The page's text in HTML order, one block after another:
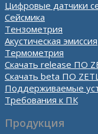
Цифровые датчики
Сейсмика
Тензометрия
Акустическая эмиссия
Термометрия
Скачать release ПО
Скачать beta ПО
Поддерживаемые
Требования к ПК
Продукция